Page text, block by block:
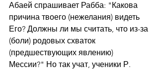
Абаей спрашивает Рабба: "Какова
причина твоего (нежелания) видеть
Его? Должны ли мы считать, что из-за
(боли) родовых схваток
(предшествующих явлению)
Мессии?" Но так учат, ученики Р.